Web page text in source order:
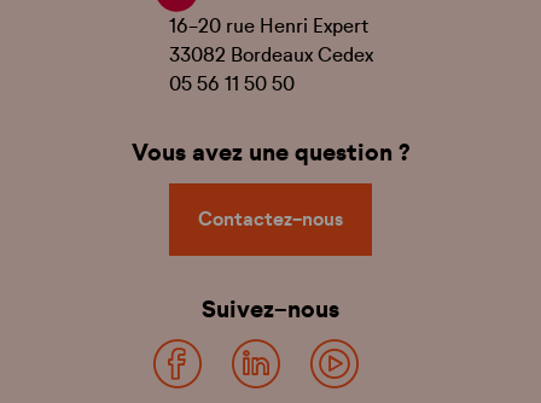
16-20 rue Henri Expert
33082 Bordeaux Cedex
05 56 11 50 50
Vous avez une question ?
Contactez-nous
Suivez-nous